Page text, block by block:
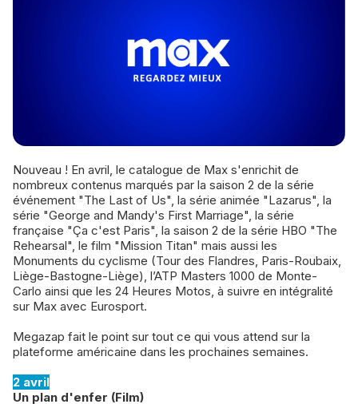
Nouveau ! En avril, le catalogue de Max s'enrichit de
nombreux contenus marqués par la saison 2 de la série
événement "The Last of Us", la série animée "Lazarus", la
série "George and Mandy's First Marriage", la série
française "Ça c'est Paris", la saison 2 de la série HBO "The
Rehearsal", le film "Mission Titan" mais aussi les
Monuments du cyclisme (Tour des Flandres, Paris-Roubaix,
Liège-Bastogne-Liège), l’ATP Masters 1000 de Monte-
Carlo ainsi que les 24 Heures Motos, à suivre en intégralité
sur Max avec Eurosport.
Megazap fait le point sur tout ce qui vous attend sur la
plateforme américaine dans les prochaines semaines.
2 avril
Un plan d'enfer (Film)